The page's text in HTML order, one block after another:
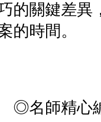
的關鍵差異
的時間。
師精心編